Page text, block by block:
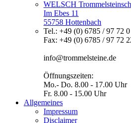
WELSCH
Im Ebes 11
55758 Hottenbach
Tel.: +49 (0) 6785 / 97 72 0
Fax: +49 (0) 6785 / 97 72
info@trommelsteine.de
Öffnungszeiten:
Mo.- Do. 8.00 - 17.00 Uhr
Fr. 8.00 - 15.00 Uhr
Allgemeines
Impressum
Disclaimer